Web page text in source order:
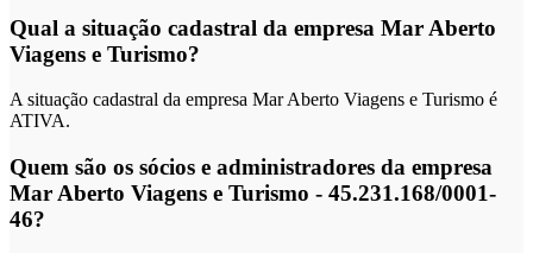
Qual a situação cadastral da empresa Mar Aberto
Viagens e Turismo?
A situação cadastral da empresa Mar Aberto Viagens e Turismo é
ATIVA.
Quem são os sócios e administradores da empresa
Mar Aberto Viagens e Turismo - 45.231.168/0001-
46?